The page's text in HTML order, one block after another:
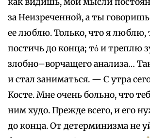
за Неизреченной, а ты
ее люблю. Только, что я
постичь до конца; тό и треплю
злобно–ворчащего анализа…
и стал заниматься. — С утра
Косте. Мне очень больно, что
ним худо. Прежде всего, и его
до конца. От детерминизма не